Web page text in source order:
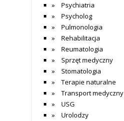
Psychiatria
Psycholog
Pulmonologia
Rehabilitacja
Reumatologia
Sprzęt medyczny
Stomatologia
Terapie naturalne
Transport medyczny
USG
Urolodzy